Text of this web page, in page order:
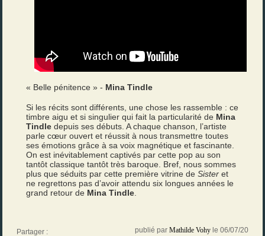
« Belle pénitence » - Mina Tindle
Si les récits sont différents, une chose les rassemble : ce
timbre aigu et si singulier qui fait la particularité de Mina
Tindle depuis ses débuts. A chaque chanson, l’artiste
parle cœur ouvert et réussit à nous transmettre toutes
ses émotions grâce à sa voix magnétique et fascinante.
On est inévitablement captivés par cette pop au son
tantôt classique tantôt très baroque. Bref, nous sommes
plus que séduits par cette première vitrine deSister et
ne regrettons pas d’avoir attendu six longues années le
grand retour de Mina Tindle
Partager : publié par Mathilde Vohy le 06/07/20